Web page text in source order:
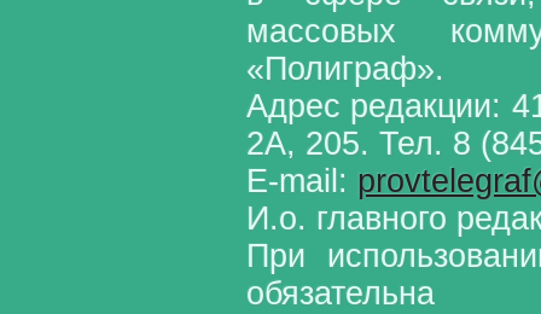
массовых
«Полиграф».
Адрес редакции:
2А, 205. Тел. 8
E-mail:
И.о. главного
При
обязательна